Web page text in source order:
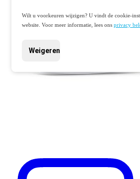
Wilt u voorkeuren wijzigen? U vindt de cookie-
website. Voor meer informatie, lees ons privacy
Weigeren